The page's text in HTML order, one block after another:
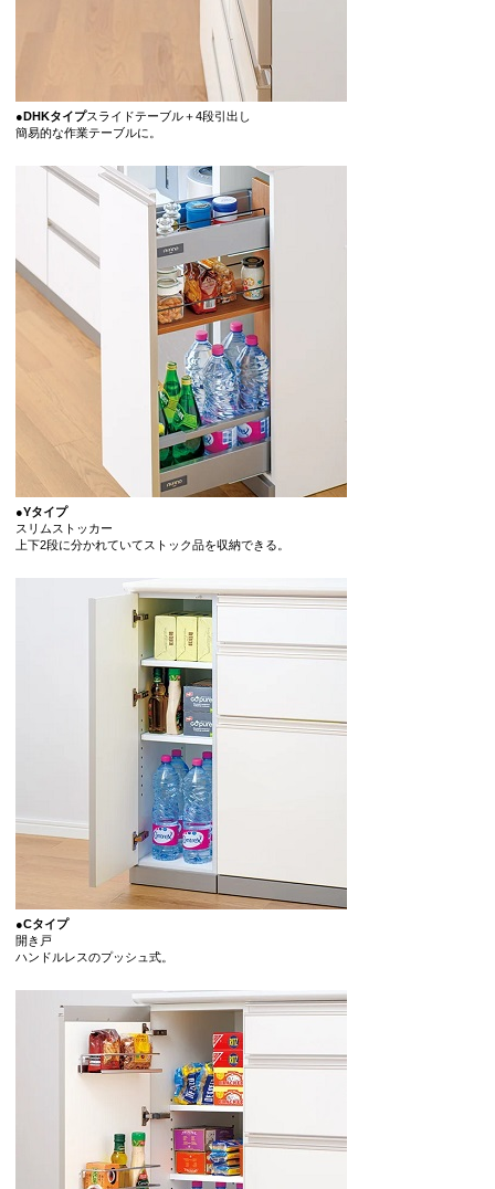
●DHKタイプスライドテーブル＋4段引出し
簡易的な作業テーブルに。
●Yタイプ
スリムストッカー
上下2段に分かれていてストック品を収納できる。
●Cタイプ
開き戸
ハンドルレスのプッシュ式。